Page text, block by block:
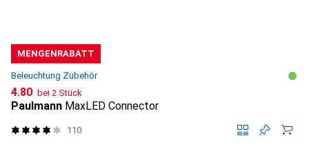
MENGENRABATT
Beleuchtung Zubehör
CHF
4.80 bei 2 Stück
Paulmann MaxLED Connector
110